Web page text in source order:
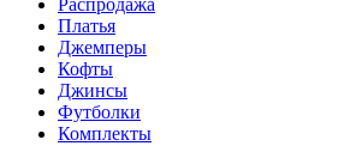
Распродажа
Платья
Джемперы
Кофты
Джинсы
Футболки
Комплекты